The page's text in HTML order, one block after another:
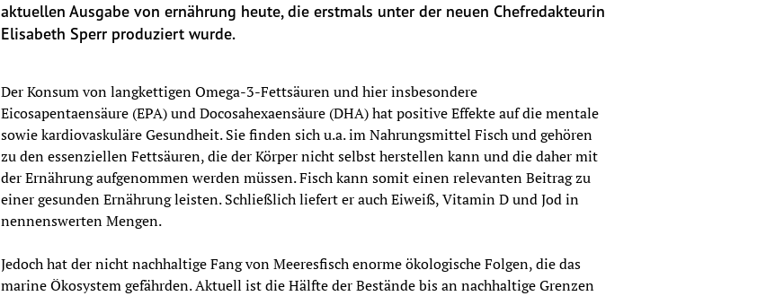
aktuellen Ausgabe von ernährung heute, die erstmals unter der neuen Chefredakteurin
Elisabeth Sperr produziert wurde.
Der Konsum von langkettigen Omega-3-Fettsäuren und hier insbesondere
Eicosapentaensäure (EPA) und Docosahexaensäure (DHA) hat positive Effekte auf die mentale
sowie kardiovaskuläre Gesundheit. Sie finden sich u.a. im Nahrungsmittel Fisch und gehören
zu den essenziellen Fettsäuren, die der Körper nicht selbst herstellen kann und die daher mit
der Ernährung aufgenommen werden müssen. Fisch kann somit einen relevanten Beitrag zu
einer gesunden Ernährung leisten. Schließlich liefert er auch Eiweiß, Vitamin D und Jod in
nennenswerten Mengen.
Jedoch hat der nicht nachhaltige Fang von Meeresfisch enorme ökologische Folgen, die das
marine Ökosystem gefährden. Aktuell ist die Hälfte der Bestände bis an nachhaltige Grenzen